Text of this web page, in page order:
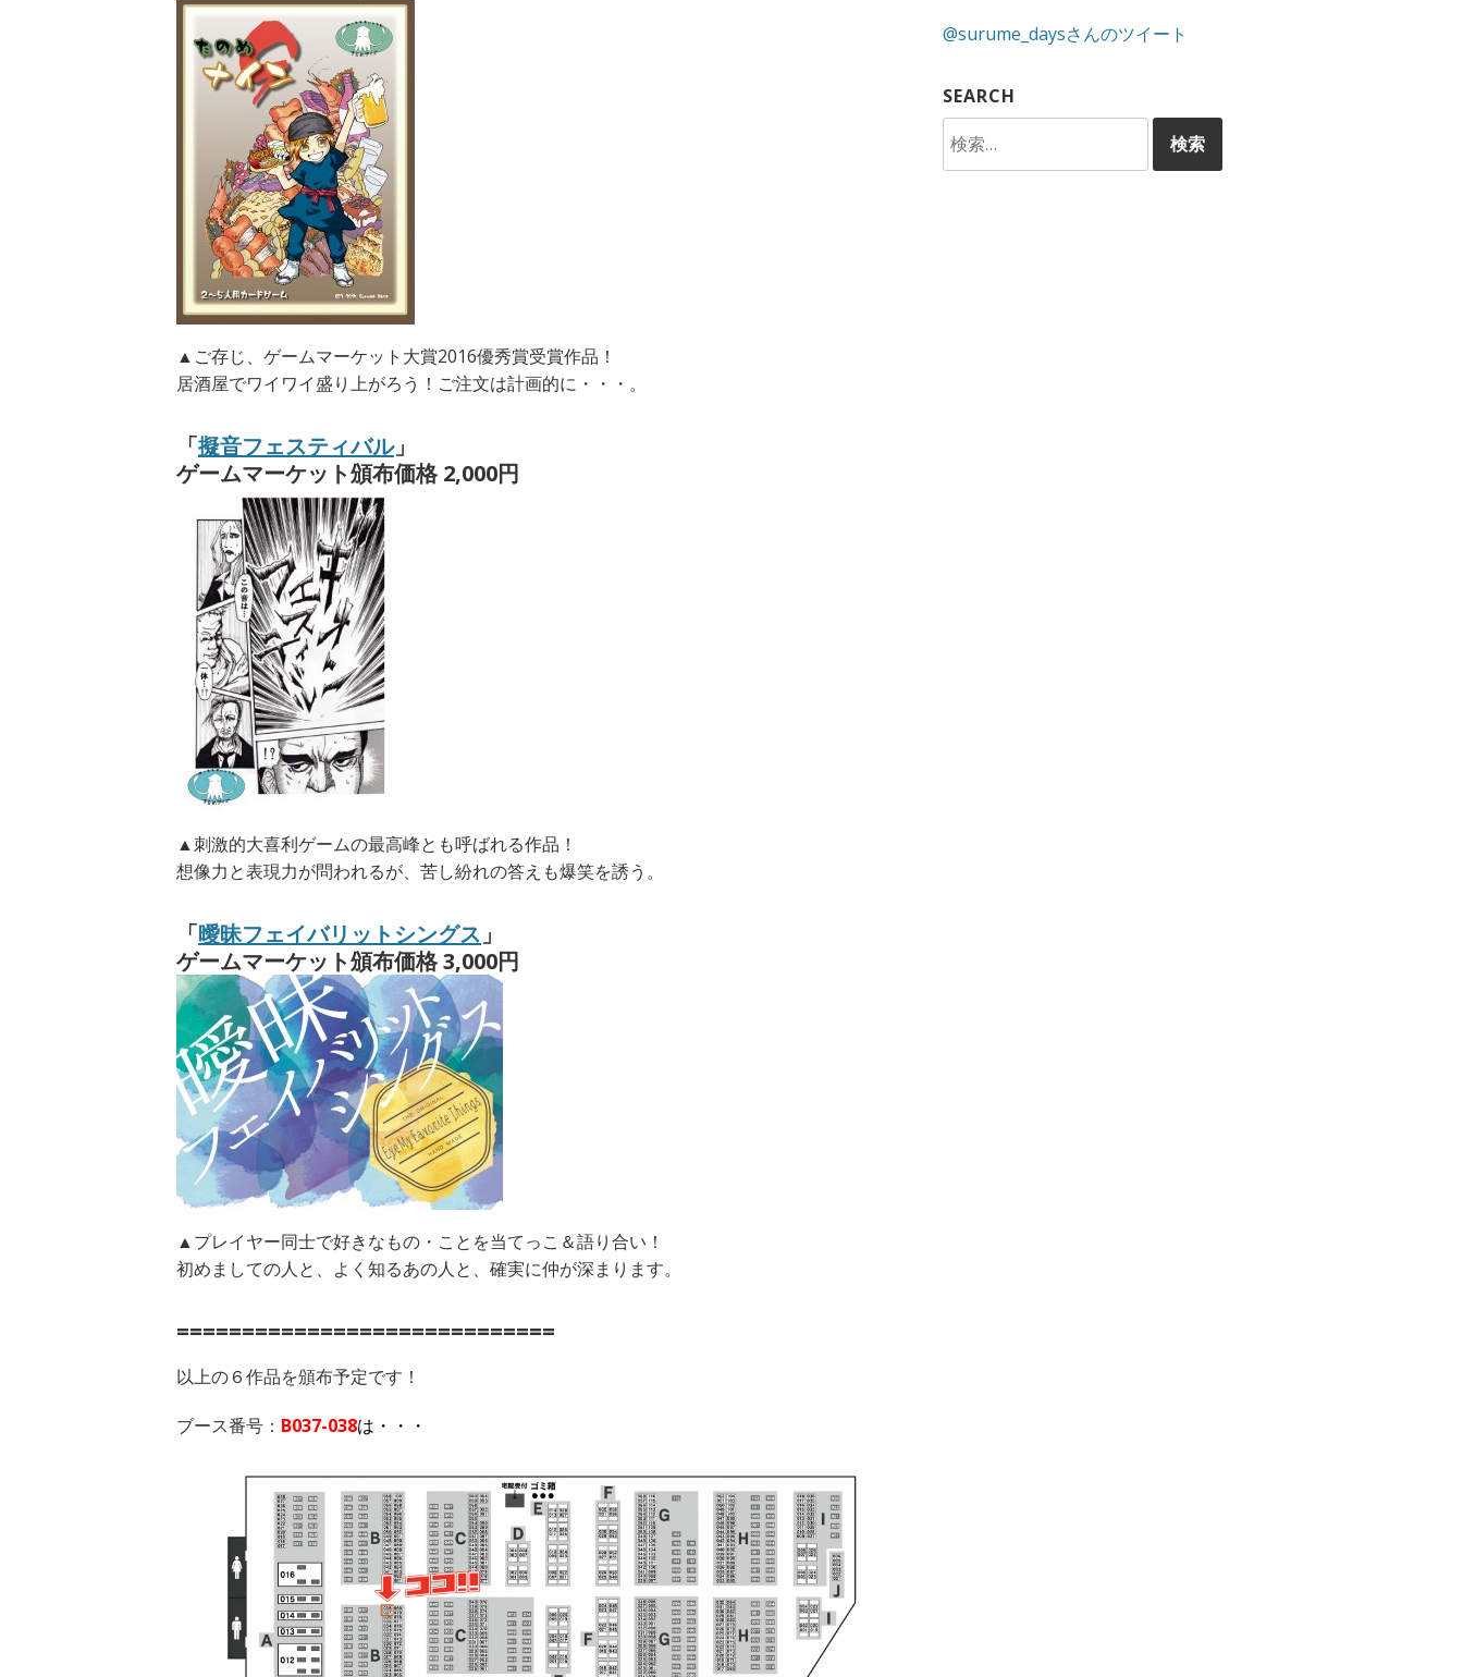
▲ご存じ、ゲームマーケット大賞2016優秀賞受賞作品！
居酒屋でワイワイ盛り上がろう！ご注文は計画的に・・・。
「擬音フェスティバル」
ゲームマーケット頒布価格 2,000円
▲刺激的大喜利ゲームの最高峰とも呼ばれる作品！
想像力と表現力が問われるが、苦し紛れの答えも爆笑を誘う。
「曖昧フェイバリットシングス 」
ゲームマーケット頒布価格 3,000円
▲プレイヤー同士で好きなもの・ことを当てっこ＆語り合い！
初めましての人と、よく知るあの人と、確実に仲が深まります。
=============================
以上の６作品を頒布予定です！
ブース番号： B037-038は・・・
@surume_daysさんのツイート
SEARCH
検
索